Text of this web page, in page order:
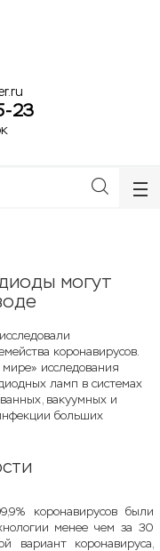
23
могут
коронавирусов.
мире» исследования
ламп в системах
вакуумных и
больших
коронавирусов были
менее чем за 30
вариант коронавируса,